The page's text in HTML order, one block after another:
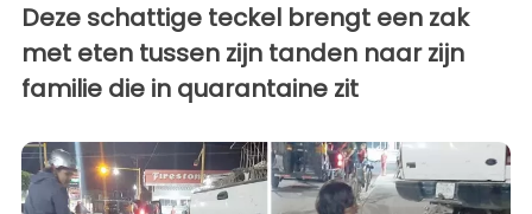
Deze schattige teckel brengt een zak
met eten tussen zijn tanden naar zijn
familie die in quarantaine zit